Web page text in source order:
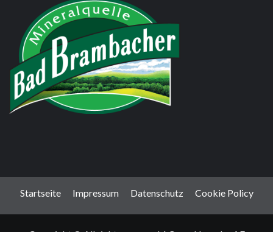
Startseite Impressum Datenschutz Cookie Policy